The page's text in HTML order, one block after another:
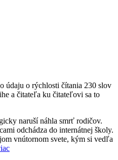
údaju o rýchlosti čítania 230 slov
a čitateľa ku čitateľovi sa to
naruší náhla smrť rodičov.
odchádza do internátnej školy.
vnútornom svete, kým si vedľa